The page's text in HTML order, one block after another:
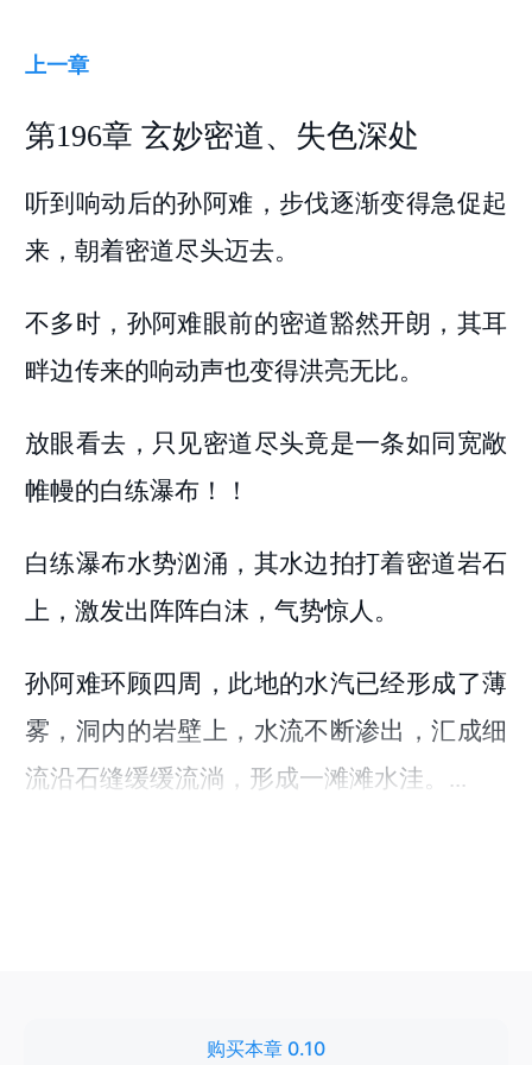
上一章
第196章 玄妙密道、失色深处
购买本章 0.10